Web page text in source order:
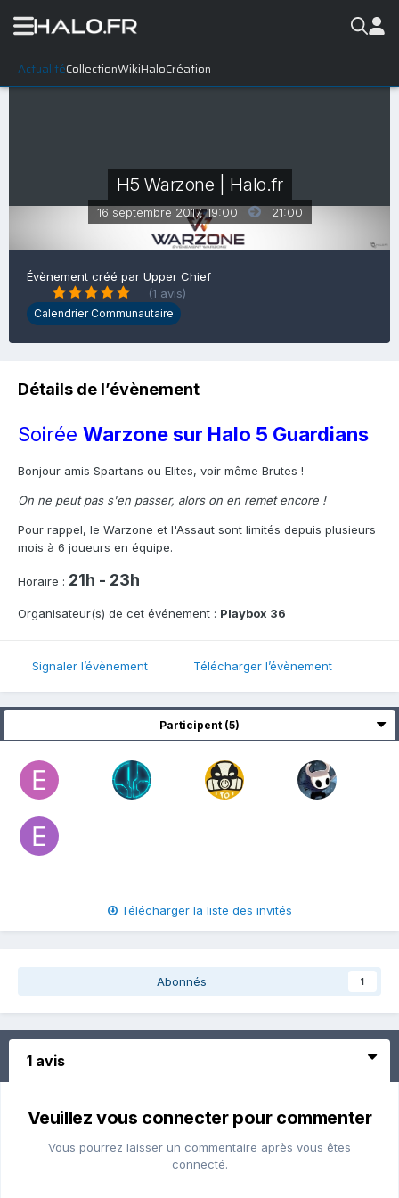
ActualitéCollectionWikiHaloCréation
H5 Warzone | Halo.fr
16 septembre 2017, 19:00 21:00
Évènement créé par Upper Chief
(1 avis)
Calendrier Communautaire
Détails de l’évènement
Soirée Warzone sur Halo 5 Guardians
Bonjour amis Spartans ou Elites, voir même Brutes !
On ne peut pas s'en passer, alors on en remet encore !
Pour rappel, le Warzone et l'Assaut sont limités depuis plusieurs
mois à 6 joueurs en équipe.
Horaire : 21h - 23h
Organisateur(s) de cet événement : Playbox 36
Signaler l’évènement Télécharger l’évènement
Participent (5)
Télécharger la liste des invités
Abonnés 1
1 avis
Veuillez vous connecter pour commenter
Vous pourrez laisser un commentaire après vous êtes
connecté.